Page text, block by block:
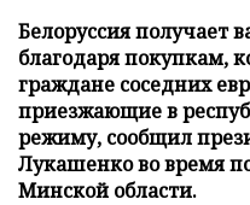
Белоруссия получает
благодаря покупкам,
граждане соседних
приезжающие в
режиму, сообщил
Лукашенко во время
Минской области.